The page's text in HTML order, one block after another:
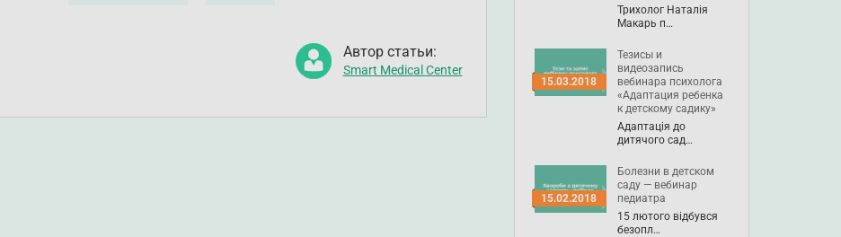
Автор статьи:
Smart Medical Center
Трихолог Наталія
Макарь п…
15.03.2018
Тезисы и
видеозапись
вебинара психолога
«Адаптация ребенка
к детскому садику»
Адаптація до
дитячого сад…
15.02.2018
Болезни в детском
саду — вебинар
педиатра
15 лютого відбувся
безопл…